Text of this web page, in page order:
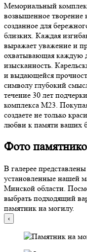
Мемориальный
возвышенное творение
созданное для
близких. Каждая
выражает уважение и
охватывающая каждую
изысканность.
и выдающейся
символу глубокий
течение 30 лет
комплекса М23.
создаете не только
любви к памяти ваших
Фото
В галерее
установленные нашей
Минской области.
выбрать подходящий
памятник на могилу.
‹